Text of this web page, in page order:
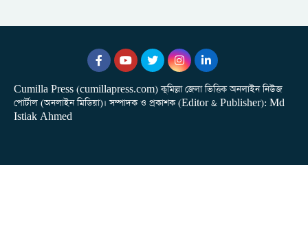
Cumilla Press (cumillapress.com) কুমিল্লা জেলা ভিত্তিক অনলাইন নিউজ
পোর্টাল (অনলাইন মিডিয়া)। সম্পাদক ও প্রকাশক (Editor & Publisher): Md
Istiak Ahmed